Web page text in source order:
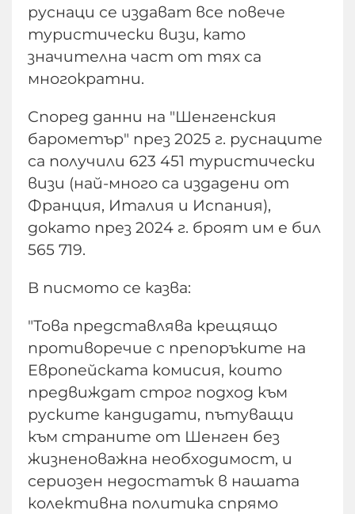
руснаци се издават все повече
туристически визи, като
значителна част от тях са
многократни.
Според данни на "Шенгенския
барометър" през 2025 г. руснаците
са получили 623 451 туристически
визи (най-много са издадени от
Франция, Италия и Испания),
докато през 2024 г. броят им е бил
565 719.
В писмото се казва:
"Това представлява крещящо
противоречие с препоръките на
Европейската комисия, които
предвиждат строг подход към
руските кандидати, пътуващи
към страните от Шенген без
жизненоважна необходимост, и
сериозен недостатък в нашата
колективна политика спрямо